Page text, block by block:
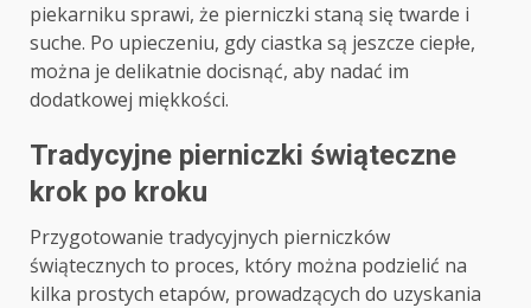
piekarniku sprawi, że pierniczki staną się twarde i
suche. Po upieczeniu, gdy ciastka są jeszcze ciepłe,
można je delikatnie docisnąć, aby nadać im
dodatkowej miękkości.
Tradycyjne pierniczki świąteczne
krok po kroku
Przygotowanie tradycyjnych pierniczków
świątecznych to proces, który można podzielić na
kilka prostych etapów, prowadzących do uzyskania